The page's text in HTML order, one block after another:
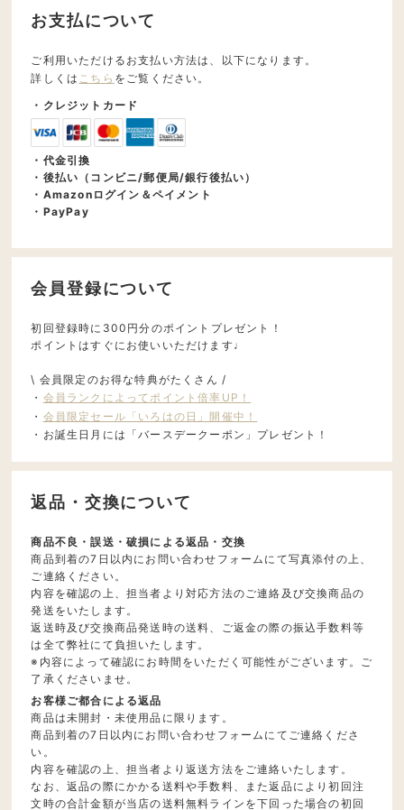
お支払について
ご利用いただけるお支払い方法は、以下になります。
詳しくは こちら をご覧ください。
・クレジットカード
・代金引換
・後払い（コンビニ/郵便局/銀行後払い）
・Amazonログイン＆ペイメント
・PayPay
会員登録について
初回登録時に300円分のポイントプレゼント！
ポイントはすぐにお使いいただけます♩
\ 会員限定のお得な特典がたくさん /
・ 会員ランクによってポイント倍率UP！
・ 会員限定セール「いろはの日」開催中！
・お誕生日月には「バースデークーポン」プレゼント！
返品・交換について
商品不良・誤送・破損による返品・交換
商品到着の7日以内にお問い合わせフォームにて写真添付の上、
ご連絡ください。
内容を確認の上、担当者より対応方法のご連絡及び交換商品の
発送をいたします。
返送時及び交換商品発送時の送料、ご返金の際の振込手数料等
は全て弊社にて負担いたします。
※内容によって確認にお時間をいただく可能性がございます。ご
了承くださいませ。
お客様ご都合による返品
商品は未開封・未使用品に限ります。
商品到着の7日以内にお問い合わせフォームにてご連絡くださ
い。
内容を確認の上、担当者より返送方法をご連絡いたします。
なお、返品の際にかかる送料や手数料、また返品により初回注
文時の合計金額が当店の送料無料ラインを下回った場合の初回